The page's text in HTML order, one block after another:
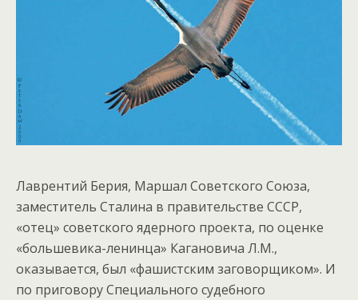
Лаврентий Берия, Маршал Советского Союза,
заместитель Сталина в правительстве СССР,
«отец» советского ядерного проекта, по оценке
«большевика-ленинца» Кагановича Л.М.,
оказывается, был «фашистским заговорщиком». И
по приговору Специального судебного